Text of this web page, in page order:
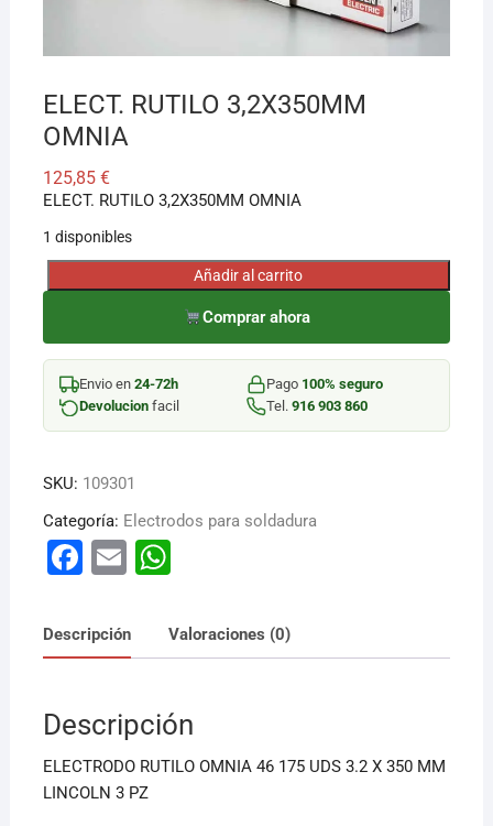
ELECT. RUTILO 3,2X350MM
OMNIA
125,85 €
ELECT. RUTILO 3,2X350MM OMNIA
1 disponibles
ELECT.
3,2X350MM
OMNIA
cantidad
Añadir al carrito
Comprar ahora
Envio en 24-72h Pago 100% seguro
Devolucionfacil Tel. 916 903 860
SKU: 109301
Categoría: Electrodos para soldadura
F
c
e
o
o
k
E
ai
l
W
at
s
p
p
Descripción Valoraciones (0)
Descripción
ELECTRODO RUTILO OMNIA 46 175 UDS 3.2 X 350 MM
LINCOLN 3 PZ
¡Hola! Soy el asesor virtual de Ferretería El Arroyo.
aunque no sepas el nombre exacto